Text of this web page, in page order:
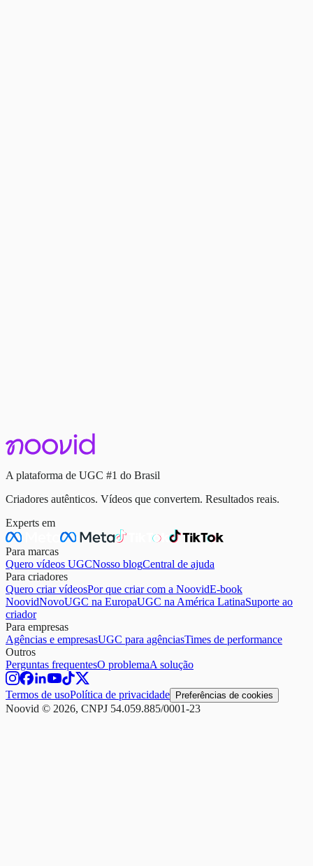
Continue lendo
A plataforma de UGC #1 do Brasil
Criadores autênticos. Vídeos que convertem. Resultados reais.
Experts em
Para marcas
Quero vídeos UGCNosso blogCentral de ajuda
Para criadores
Quero criar vídeosPor que criar com a NoovidE-book
NoovidNovoUGC na EuropaUGC na América LatinaSuporte ao
criador
Para empresas
Agências e empresasUGC para agênciasTimes de performance
Outros
Perguntas frequentesO problemaA solução
Termos de usoPolítica de privacidade Preferências de cookies
Noovid © 2026, CNPJ 54.059.885/0001-23